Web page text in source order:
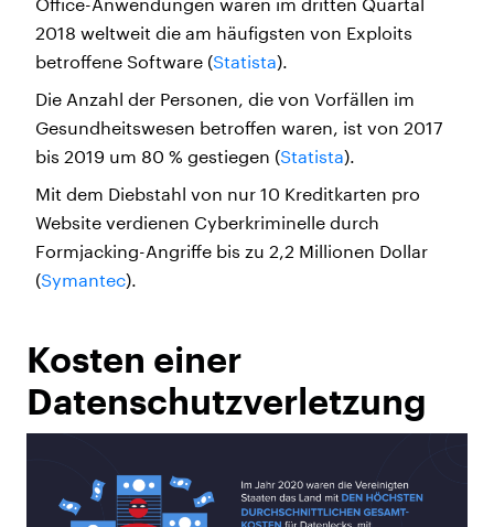
2018 weltweit die am häufigsten von Exploits
betroffene Software (Statista).
Die Anzahl der Personen, die von Vorfällen im
Gesundheitswesen betroffen waren, ist von 2017
bis 2019 um 80 % gestiegen (Statista).
Mit dem Diebstahl von nur 10 Kreditkarten pro
Website verdienen Cyberkriminelle durch
Formjacking-Angriffe bis zu 2,2 Millionen Dollar
(Symantec).
Kosten einer
Datenschutzverletzung